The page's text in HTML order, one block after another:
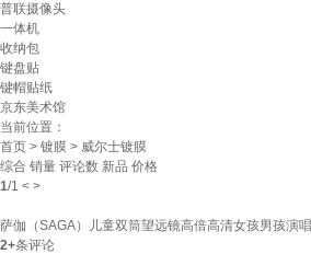
普联摄像头
一体机
收纳包
键盘贴
键帽贴纸
京东美术馆
当前位置：
首页 > 镀膜 > 威尔士镀膜
综合 销量 评论数 新品 价格
1/1 < >
萨伽（SAGA）儿童双筒望远镜高倍高清女孩男孩演
2+条评论